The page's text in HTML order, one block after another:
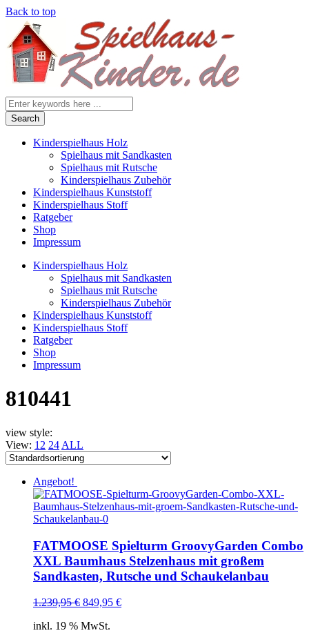
Back to top
Search
for
Kinderspielhaus Holz
Spielhaus mit Sandkasten
Spielhaus mit Rutsche
Kinderspielhaus Zubehör
Kinderspielhaus Kunststoff
Kinderspielhaus Stoff
Ratgeber
Shop
Impressum
Kinderspielhaus Holz
Spielhaus mit Sandkasten
Spielhaus mit Rutsche
Kinderspielhaus Zubehör
Kinderspielhaus Kunststoff
Kinderspielhaus Stoff
Ratgeber
Shop
Impressum
810441
view style:
View: 12 24 ALL
Angebot!
FATMOOSE Spielturm GroovyGarden Combo
XXL Baumhaus Stelzenhaus mit großem
Sandkasten, Rutsche und Schaukelanbau
1.239,95€ 849,95 €
inkl. 19 % MwSt.